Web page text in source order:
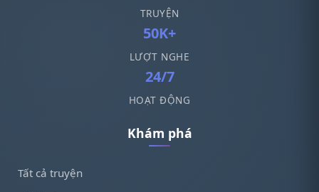
TRUYỆN
50K+
LƯỢT NGHE
24/7
HOẠT ĐỘNG
Khám phá
Tất cả truyện